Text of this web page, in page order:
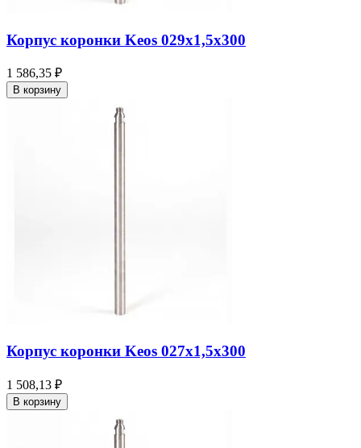
Корпус коронки Keos 029x1,5x300
1 586,35 ₽
В корзину
Корпус коронки Keos 027x1,5x300
1 508,13 ₽
В корзину